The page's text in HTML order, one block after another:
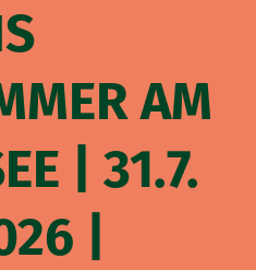
AM
| 31.7.
|